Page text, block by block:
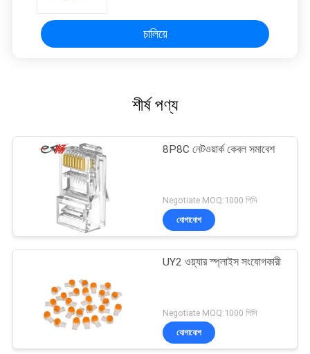
চালিয়ে
শীর্ষ পণ্য
8P8C নেটওয়ার্ক কেবল সমাবেশ
Negotiate MOQ:1000 পিসি
যোগাযোগ
UY2 ওয়্যার স্প্লাইস সংযোগকারী
Negotiate MOQ:1000 পিসি
যোগাযোগ